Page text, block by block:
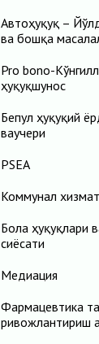
Автоҳуқуқ –
ва бошқа
Pro bono-
ҳуқуқшунос
Бепул ҳуқуқий
ваучери
PSEA
Коммунал
Бола ҳуқуқлари
сиёсати
Медиация
Фармацевтика
ривожлантириш